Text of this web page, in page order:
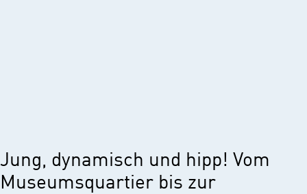
Jung, dynamisch und hipp! Vom
Museumsquartier bis zur